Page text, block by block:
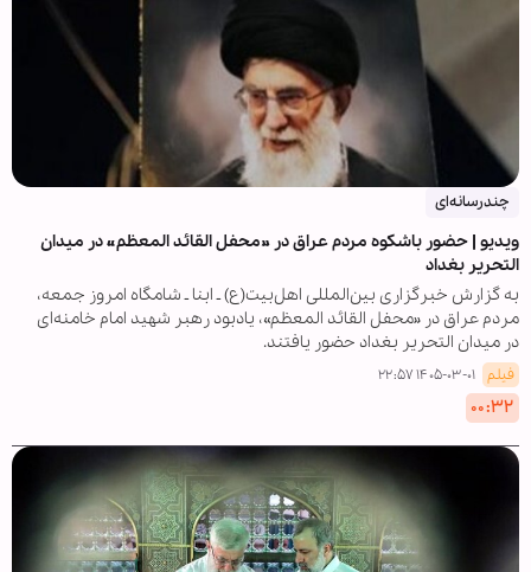
چندرسانه‌ای
ویدیو | حضور باشکوه مردم عراق در »محفل القائد المعظم« در میدان
التحریر بغداد
به گزارش خبرگزاری بین‌المللی اهل‌بیت(ع) ـ ابنا ـ شامگاه امروز جمعه،
مردم عراق در «محفل القائد المعظم»، یادبود رهبر شهید امام خامنه‌ای
در میدان التحریر بغداد حضور یافتند.
فیلم ۱۴۰۵-۰۳-۰۱ ۲۲:۵۷
۰۰:۳۲